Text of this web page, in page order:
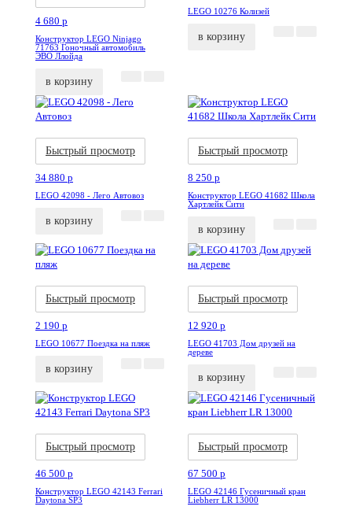
4 680 p
Конструктор LEGO Ninjago
71763 Гоночный автомобиль
ЭВО Ллойда
в корзину
LEGO 10276 Колизей
в корзину
Быстрый просмотр
34 880 p
LEGO 42098 - Лего Автовоз
в корзину
Быстрый просмотр
8 250 p
Конструктор LEGO 41682 Школа
Хартлейк Сити
в корзину
Быстрый просмотр
2 190 p
LEGO 10677 Поездка на пляж
в корзину
Быстрый просмотр
12 920 p
LEGO 41703 Дом друзей на
дереве
в корзину
Быстрый просмотр
46 500 p
Конструктор LEGO 42143 Ferrari
Daytona SP3
Быстрый просмотр
67 500 p
LEGO 42146 Гусеничный кран
Liebherr LR 13000